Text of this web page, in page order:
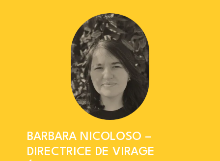
BARBARA NICOLOSO –
DIRECTRICE DE VIRAGE